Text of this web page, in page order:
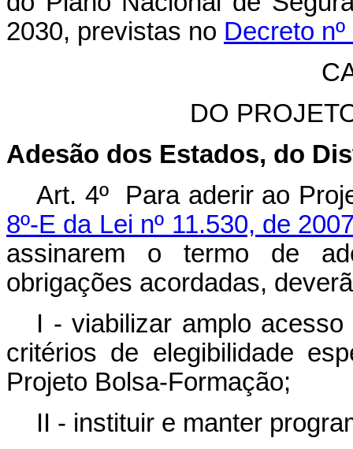
2030, previstas no Decreto
DO
Adesão dos Estados, do
Art. 4º Para aderir ao
8º-E da Lei nº 11.530, de
assinarem o termo de
obrigações acordadas,
I - viabilizar amplo
critérios de elegibilidade
Projeto Bolsa-Formação;
II - instituir e manter